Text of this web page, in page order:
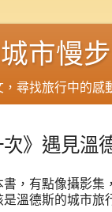
市慢步
尋找旅行中的感
次》遇見溫
，有點像攝影集
溫德斯的城市旅